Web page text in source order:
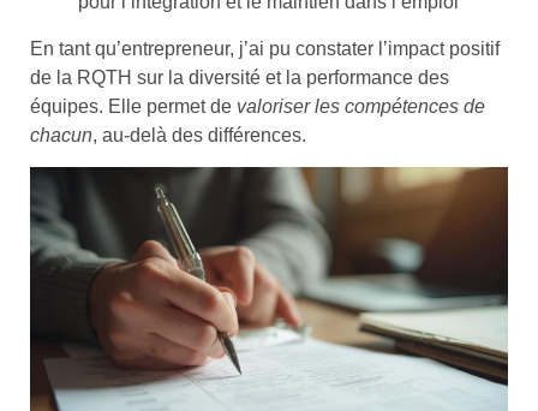
En tant qu’entrepreneur, j’ai pu constater l’impact positif
de la RQTH sur la diversité et la performance des
équipes. Elle permet de valoriser les compétences de
chacun, au-delà des différences.